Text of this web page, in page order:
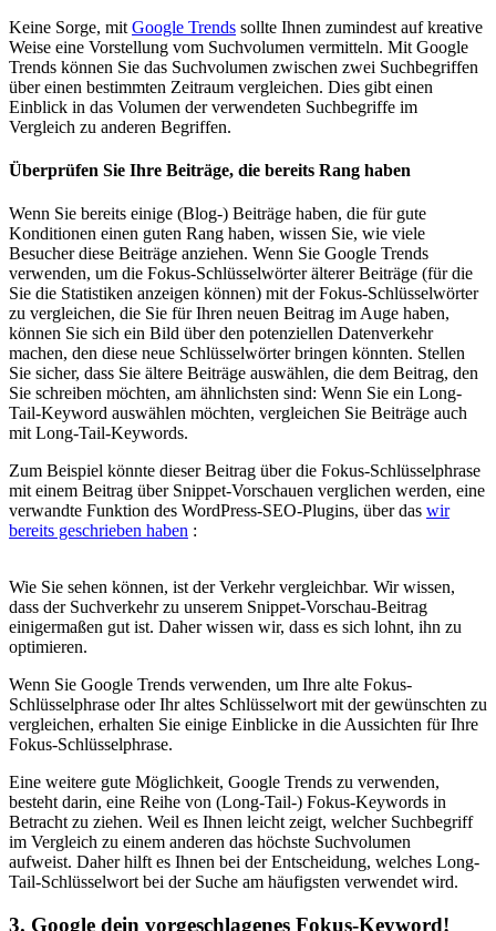
Keine Sorge, mit Google Trends sollte Ihnen zumindest auf kreative
Weise eine Vorstellung vom Suchvolumen vermitteln. Mit Google
Trends können Sie das Suchvolumen zwischen zwei Suchbegriffen
über einen bestimmten Zeitraum vergleichen. Dies gibt einen
Einblick in das Volumen der verwendeten Suchbegriffe im
Vergleich zu anderen Begriffen.
Überprüfen Sie Ihre Beiträge, die bereits Rang haben
Wenn Sie bereits einige (Blog-) Beiträge haben, die für gute
Konditionen einen guten Rang haben, wissen Sie, wie viele
Besucher diese Beiträge anziehen. Wenn Sie Google Trends
verwenden, um die Fokus-Schlüsselwörter älterer Beiträge (für die
Sie die Statistiken anzeigen können) mit der Fokus-Schlüsselwörter
zu vergleichen, die Sie für Ihren neuen Beitrag im Auge haben,
können Sie sich ein Bild über den potenziellen Datenverkehr
machen, den diese neue Schlüsselwörter bringen könnten. Stellen
Sie sicher, dass Sie ältere Beiträge auswählen, die dem Beitrag, den
Sie schreiben möchten, am ähnlichsten sind: Wenn Sie ein Long-
Tail-Keyword auswählen möchten, vergleichen Sie Beiträge auch
mit Long-Tail-Keywords.
Zum Beispiel könnte dieser Beitrag über die Fokus-Schlüsselphrase
mit einem Beitrag über Snippet-Vorschauen verglichen werden, eine
verwandte Funktion des WordPress-SEO-Plugins, über das wir
bereits geschrieben haben :
Wie Sie sehen können, ist der Verkehr vergleichbar. Wir wissen,
dass der Suchverkehr zu unserem Snippet-Vorschau-Beitrag
einigermaßen gut ist. Daher wissen wir, dass es sich lohnt, ihn zu
optimieren.
Wenn Sie Google Trends verwenden, um Ihre alte Fokus-
Schlüsselphrase oder Ihr altes Schlüsselwort mit der gewünschten zu
vergleichen, erhalten Sie einige Einblicke in die Aussichten für Ihre
Fokus-Schlüsselphrase.
Eine weitere gute Möglichkeit, Google Trends zu verwenden,
besteht darin, eine Reihe von (Long-Tail-) Fokus-Keywords in
Betracht zu ziehen. Weil es Ihnen leicht zeigt, welcher Suchbegriff
im Vergleich zu einem anderen das höchste Suchvolumen
aufweist. Daher hilft es Ihnen bei der Entscheidung, welches Long-
Tail-Schlüsselwort bei der Suche am häufigsten verwendet wird.
3. Google dein vorgeschlagenes Fokus-Keyword!